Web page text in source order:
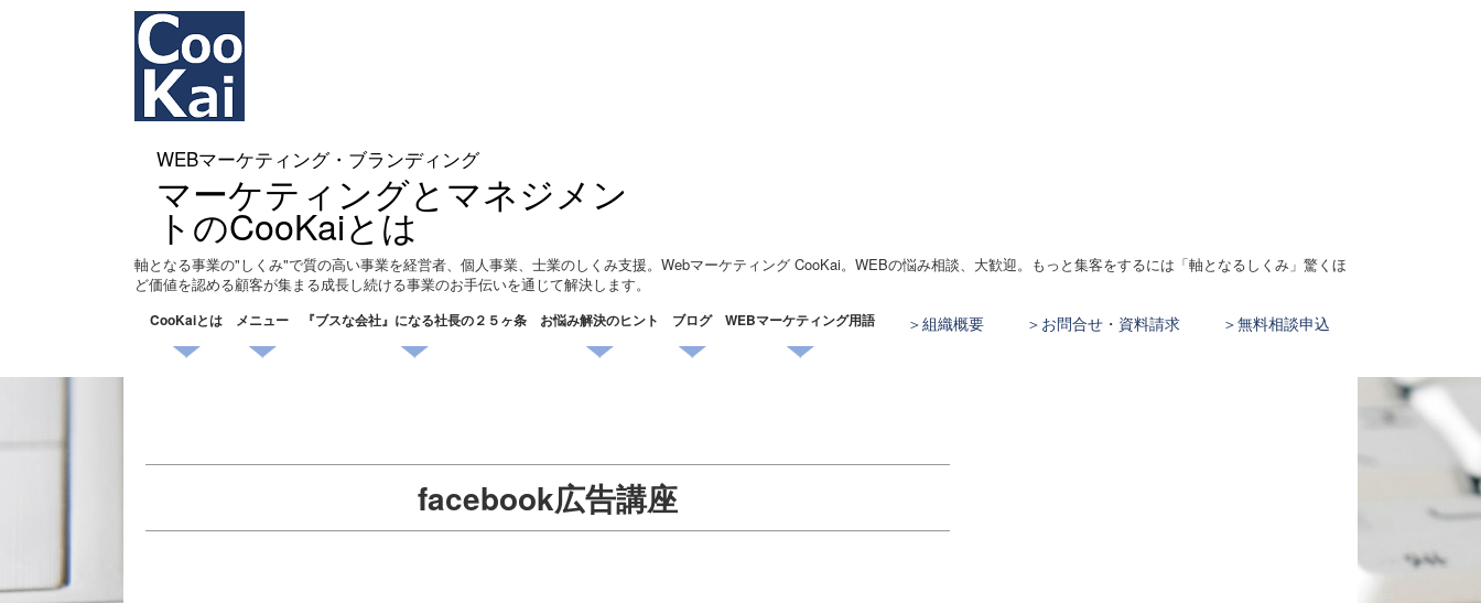
WEBマーケティング・ブランディング
マーケティングとマネジメン
トのCooKaiとは
軸となる事業の"しくみ"で質の高い事業を経営者、個人事業、士業のしくみ支援。Webマーケティング CooKai。WEBの悩み相談、大歓迎。もっと集客をするには「軸となるしくみ」驚くほ
ど価値を認める顧客が集まる成長し続ける事業のお手伝いを通じて解決します。
組織概要 お問合せ・資料請求 無料相談申込
CooKaiとは メニュー 『ブスな会社』になる社長の２５ヶ条 お悩み解決のヒント ブログ WEBマーケティング用語
facebook広告講座